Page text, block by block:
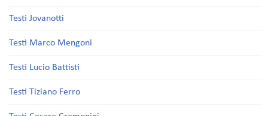
Testi Jovanotti
Testi Marco Mengoni
Testi Lucio Battisti
Testi Tiziano Ferro